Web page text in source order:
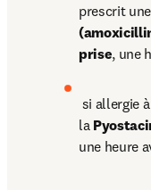
prescrit
prise, une
la
une heure